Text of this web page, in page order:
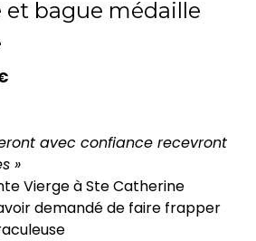
et bague médaille
34,00 €
à
95,00 €
avec confiance recevront
»
Vierge à Ste Catherine
demandé de faire frapper